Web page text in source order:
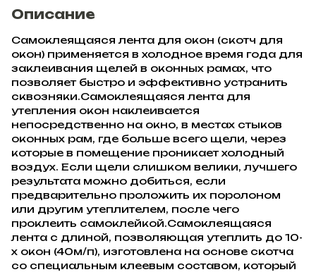
Описание
Самоклеящаяся лента для окон (скотч для
окон) применяется в холодное время года для
заклеивания щелей в оконных рамах, что
позволяет быстро и эффективно устранить
сквозняки.Самоклеящаяся лента для
утепления окон наклеивается
непосредственно на окно, в местах стыков
оконных рам, где больше всего щели, через
которые в помещение проникает холодный
воздух. Если щели слишком велики, лучшего
результата можно добиться, если
предварительно проложить их поролоном
или другим утеплителем, после чего
проклеить самоклейкой.Самоклеящаяся
лента с длиной, позволяющая утеплить до 10-
х окон (40м/п), изготовлена ​​на основе скотча
со специальным клеевым составом, который